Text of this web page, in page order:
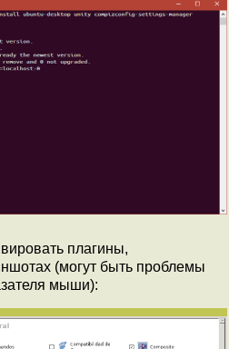
плагины,
(могут быть проблемы
мыши):